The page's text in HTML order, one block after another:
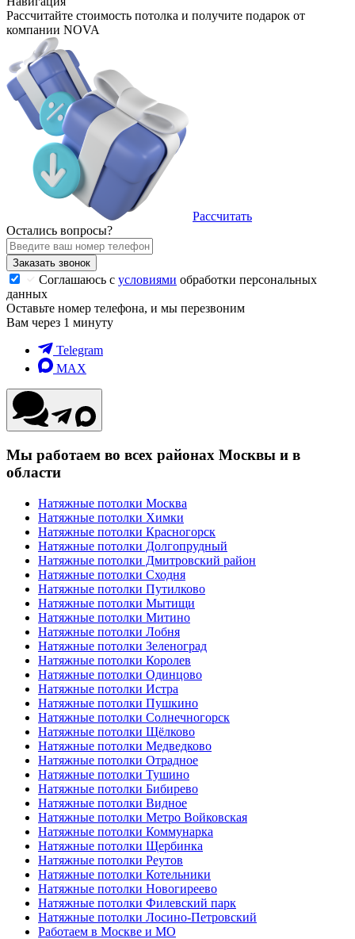
Рассчитайте стоимость потолка и получите подарок от
компании NOVA
Рассчитать
Остались вопросы?
Заказать звонок
Соглашаюсь с условиями обработки персональных
данных
Оставьте номер телефона, и мы перезвоним
Вам через 1 минуту
Telegram
MAX
Мы работаем во всех районах Москвы и в
области
Натяжные потолки Москва
Натяжные потолки Химки
Натяжные потолки Красногорск
Натяжные потолки Долгопрудный
Натяжные потолки Дмитровский район
Натяжные потолки Сходня
Натяжные потолки Путилково
Натяжные потолки Мытищи
Натяжные потолки Митино
Натяжные потолки Лобня
Натяжные потолки Зеленоград
Натяжные потолки Королев
Натяжные потолки Одинцово
Натяжные потолки Истра
Натяжные потолки Пушкино
Натяжные потолки Солнечногорск
Натяжные потолки Щёлково
Натяжные потолки Медведково
Натяжные потолки Отрадное
Натяжные потолки Тушино
Натяжные потолки Бибирево
Натяжные потолки Видное
Натяжные потолки Метро Войковская
Натяжные потолки Коммунарка
Натяжные потолки Щербинка
Натяжные потолки Реутов
Натяжные потолки Котельники
Натяжные потолки Новогиреево
Натяжные потолки Филевский парк
Натяжные потолки Лосино-Петровский
Работаем в Москве и МО